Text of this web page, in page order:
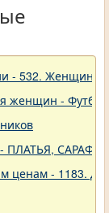
- 532.
женщин -
- ПЛАТЬЯ,
ценам - 1183.